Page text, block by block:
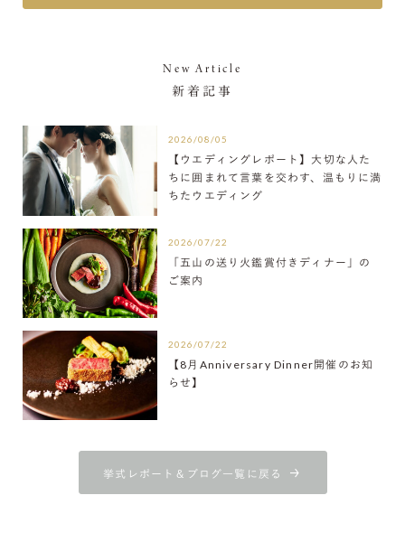
New Article
新着記事
2026/08/05
【ウエディングレポート】大切な人た
ちに囲まれて言葉を交わす、温もりに満
ちたウエディング
2026/07/22
「五山の送り火鑑賞付きディナー」の
ご案内
2026/07/22
【8月Anniversary Dinner開催のお知
らせ】
挙式レポート＆ブログ一覧に戻る